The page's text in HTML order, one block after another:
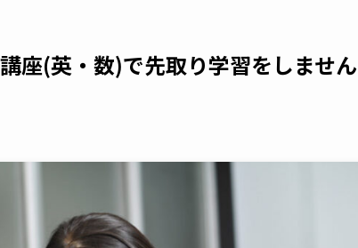
座(英・数)で先取り学習をしません